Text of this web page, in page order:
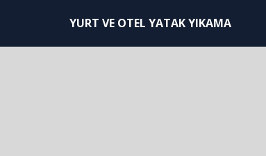
YURT VE OTEL YATAK YIKAMA